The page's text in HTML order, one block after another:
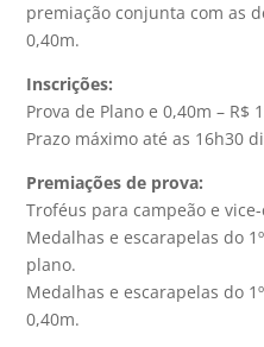
premiação conjunta com as
0,40m.
Inscrições:
Prova de Plano e 0,40m – R$
Prazo máximo até as 16h30
Premiações de prova:
Troféus para campeão e
Medalhas e escarapelas do
plano.
Medalhas e escarapelas do
0,40m.